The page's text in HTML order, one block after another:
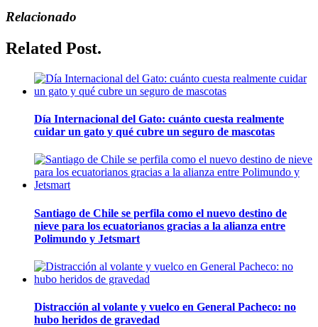
Relacionado
Related Post.
Día Internacional del Gato: cuánto cuesta realmente
cuidar un gato y qué cubre un seguro de mascotas
Santiago de Chile se perfila como el nuevo destino de
nieve para los ecuatorianos gracias a la alianza entre
Polimundo y Jetsmart
Distracción al volante y vuelco en General Pacheco: no
hubo heridos de gravedad